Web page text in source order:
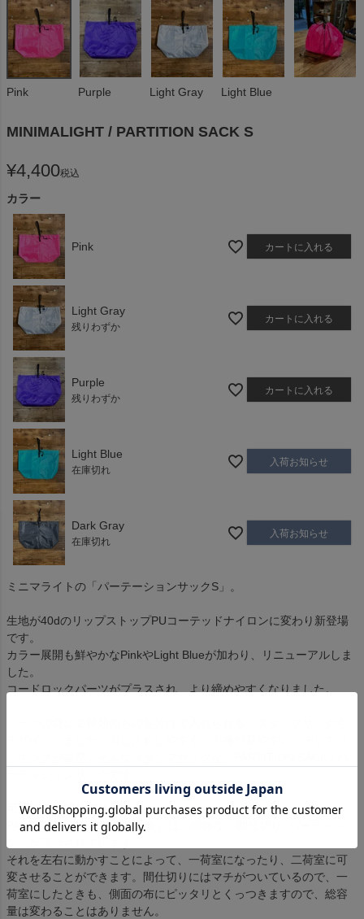
Pink Purple Light Gray Light Blue
MINIMALIGHT / PARTITION SACK S
¥4,400税込
カラー
Pink カートに入れる
Light Gray
残りわずか
カートに入れる
Purple
残りわずか
カートに入れる
Light Blue
在庫切れ
入荷お知らせ
Dark Gray
在庫切れ
入荷お知らせ
ミニマライトの「パーテーションサックS」。
生地が40dのリップストップPUコーテッドナイロンに変わり新登場
です。
カラー展開も鮮やかなPinkやLight Blueが加わり、リニューアルしま
した。
コードロックパーツがプラスされ、より締めやすくなりました。
可変する「間仕切り」
PARTITION SACKの荷室中央には、曖昧な「間仕切り/ パーティショ
それを左右に動かすことによって、一荷室になったり、二荷室に可
変させることができます。間仕切りにはマチがついているので、一
荷室にしたときも、側面の布にピッタリとくっつきますので、総容
量は変わることはありません。